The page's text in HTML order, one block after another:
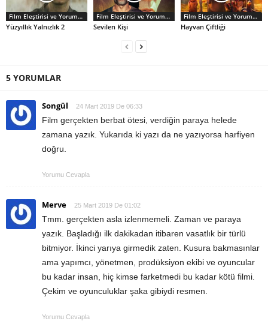
Film Eleştirisi ve Yorumlar
Yüzyıllık Yalnızlık 2
Film Eleştirisi ve Yorumlar
Sevilen Kişi
Film Eleştirisi ve Yorumlar
Hayvan Çiftliği
5 YORUMLAR
Songül 24 Mart 2019 De 06:33
Film gerçekten berbat ötesi, verdiğin paraya helede
zamana yazık. Yukarıda ki yazı da ne yazıyorsa harfiyen
doğru.
Yorumu Cevapla
Merve 25 Mart 2019 De 01:02
Tmm. gerçekten asla izlenmemeli. Zaman ve paraya
yazık. Başladığı ilk dakikadan itibaren vasatlık bir türlü
bitmiyor. İkinci yarıya girmedik zaten. Kusura bakmasınlar
ama yapımcı, yönetmen, prodüksiyon ekibi ve oyuncular
bu kadar insan, hiç kimse farketmedi bu kadar kötü filmi.
Çekim ve oyunculuklar şaka gibiydi resmen.
Yorumu Cevapla